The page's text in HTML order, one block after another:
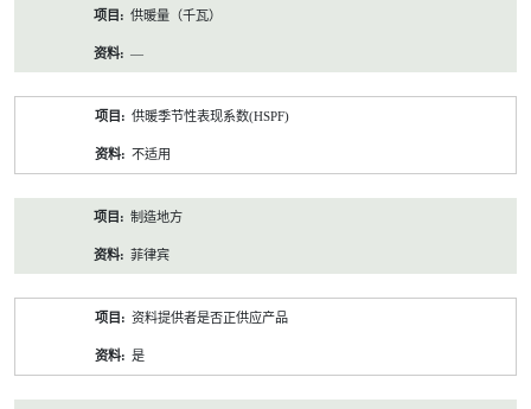
供暖量（千瓦）
—
供暖季节性表现系数(HSPF)
不适用
制造地方
菲律宾
资料提供者是否正供应产品
是